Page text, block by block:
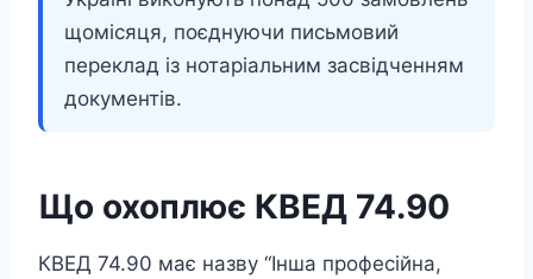
щомісяця, поєднуючи письмовий
переклад із нотаріальним засвідченням
документів.
Що охоплює КВЕД 74.90
КВЕД 74.90 має назву “Інша професійна,